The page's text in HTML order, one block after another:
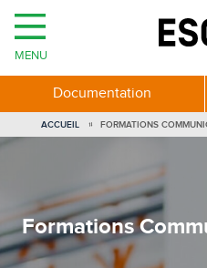
Formations
MENU
Documentation
VOUS
ÊTES
ACCUEIL FORMATIONS